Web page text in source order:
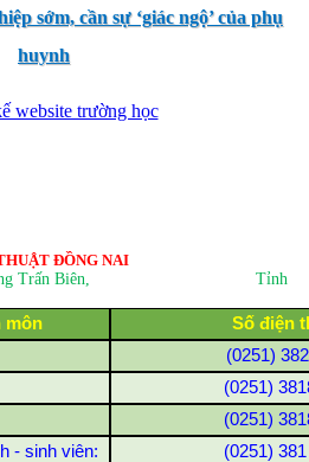
sớm, cần sự ‘giác ngộ’ của phụ
huynh
ĐỒNG NAI
Trấn Biên , Tỉnh
môn
Số điện
(0251)
(0251)
(0251)
- sinh viên:
(0251)